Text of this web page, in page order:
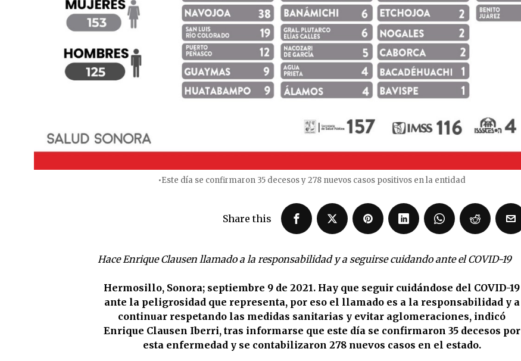
•Este día se confirmaron 35 decesos y 278 nuevos casos positivos en la entidad
Share this
Hace Enrique Clausen llamado a la responsabilidad y a seguirse cuidando ante el COVID-19
Hermosillo, Sonora; septiembre 9 de 2021. Hay que seguir cuidándose del COVID-19
ante la peligrosidad que representa, por eso el llamado es a la responsabilidad y a
continuar respetando las medidas sanitarias y evitar aglomeraciones, indicó
Enrique Clausen Iberri, tras informarse que este día se confirmaron 35 decesos por
esta enfermedad y se contabilizaron 278 nuevos casos en el estado.